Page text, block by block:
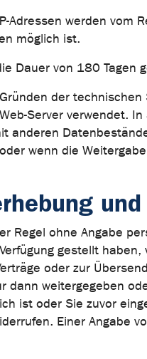
Adressen werden
möglich ist.
Dauer von 180 Tagen
der
Server verwendet.
anderen
wenn die
Regel ohne Angabe
gestellt
oder zur
dann weitergegeben
ist oder Sie zuvor
Einer Angabe